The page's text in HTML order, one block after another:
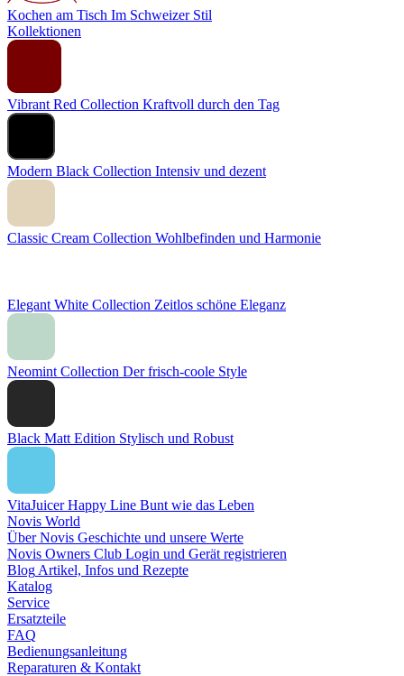
Kochen am Tisch Im Schweizer Stil
Kollektionen
Vibrant Red Collection Kraftvoll durch den Tag
Modern Black Collection Intensiv und dezent
Classic Cream Collection Wohlbefinden und Harmonie
Elegant White Collection Zeitlos schöne Eleganz
Neomint Collection Der frisch-coole Style
Black Matt Edition Stylisch und Robust
VitaJuicer Happy Line Bunt wie das Leben
Novis World
Über Novis Geschichte und unsere Werte
Novis Owners Club Login und Gerät registrieren
Blog Artikel, Infos und Rezepte
Katalog
Service
Ersatzteile
FAQ
Bedienungsanleitung
Reparaturen & Kontakt